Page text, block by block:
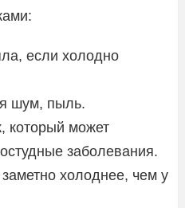
если холодно
шум, пыль.
который может
заболевания.
холоднее, чем у